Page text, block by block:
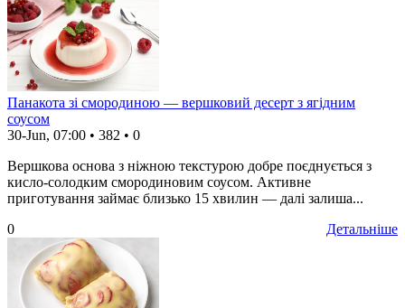
Панакота зі смородиною — вершковий десерт з ягідним
соусом
30-Jun, 07:00 • 382 • 0
Вершкова основа з ніжною текстурою добре поєднується з
кисло-солодким смородиновим соусом. Активне
приготування займає близько 15 хвилин — далі залиша...
Детальніше
0